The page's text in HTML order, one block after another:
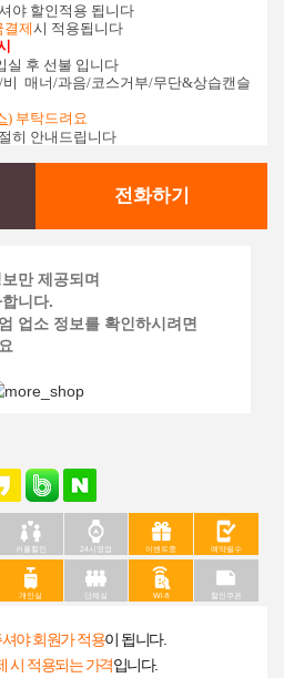
야 할인적용 됩니다
결제시 적용됩니다
실 후 선불 입니다
매너/과음/코스거부/무단&상습캔슬
) 부탁드려요
히 안내드립니다
전화하기
만 제공되며
니다.
업소 정보를 확인하시려면
커플할인 24시영업 이벤트중 예약필수
개인실 단체실 Wi-fi 할인쿠폰
야 회원가 적용이 됩니다.
시 적용되는 가격입니다.